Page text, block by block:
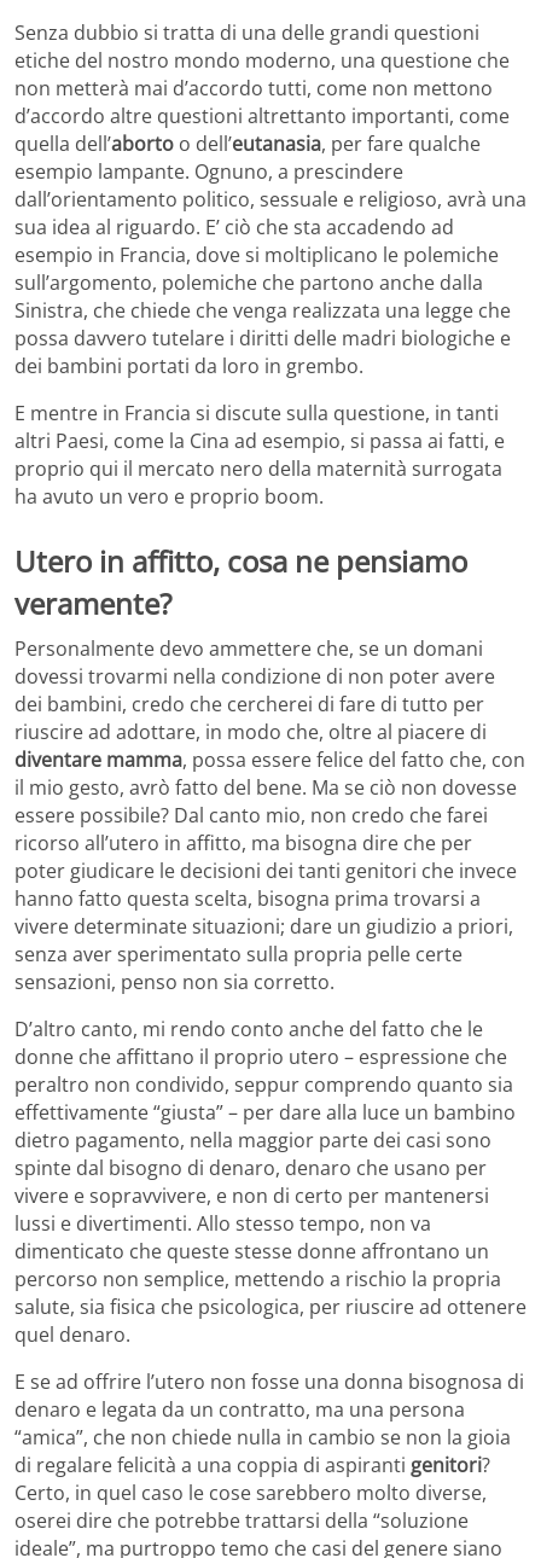
Senza dubbio si tratta di una delle grandi questioni
etiche del nostro mondo moderno, una questione che
non metterà mai d’accordo tutti, come non mettono
d’accordo altre questioni altrettanto importanti, come
quella dell’aborto o dell’eutanasia, per fare qualche
esempio lampante. Ognuno, a prescindere
dall’orientamento politico, sessuale e religioso, avrà una
sua idea al riguardo. E’ ciò che sta accadendo ad
esempio in Francia, dove si moltiplicano le polemiche
sull’argomento, polemiche che partono anche dalla
Sinistra, che chiede che venga realizzata una legge che
possa davvero tutelare i diritti delle madri biologiche e
dei bambini portati da loro in grembo.
E mentre in Francia si discute sulla questione, in tanti
altri Paesi, come la Cina ad esempio, si passa ai fatti, e
proprio qui il mercato nero della maternità surrogata
ha avuto un vero e proprio boom.
Utero in affitto, cosa ne pensiamo
veramente?
Personalmente devo ammettere che, se un domani
dovessi trovarmi nella condizione di non poter avere
dei bambini, credo che cercherei di fare di tutto per
riuscire ad adottare, in modo che, oltre al piacere di
diventare mamma, possa essere felice del fatto che, con
il mio gesto, avrò fatto del bene. Ma se ciò non dovesse
essere possibile? Dal canto mio, non credo che farei
ricorso all’utero in affitto, ma bisogna dire che per
poter giudicare le decisioni dei tanti genitori che invece
hanno fatto questa scelta, bisogna prima trovarsi a
vivere determinate situazioni; dare un giudizio a priori,
senza aver sperimentato sulla propria pelle certe
sensazioni, penso non sia corretto.
D’altro canto, mi rendo conto anche del fatto che le
donne che affittano il proprio utero – espressione che
peraltro non condivido, seppur comprendo quanto sia
effettivamente “giusta” – per dare alla luce un bambino
dietro pagamento, nella maggior parte dei casi sono
spinte dal bisogno di denaro, denaro che usano per
vivere e sopravvivere, e non di certo per mantenersi
lussi e divertimenti. Allo stesso tempo, non va
dimenticato che queste stesse donne affrontano un
percorso non semplice, mettendo a rischio la propria
salute, sia fisica che psicologica, per riuscire ad ottenere
quel denaro.
E se ad offrire l’utero non fosse una donna bisognosa di
denaro e legata da un contratto, ma una persona
“amica”, che non chiede nulla in cambio se non la gioia
di regalare felicità a una coppia di aspiranti genitori?
Certo, in quel caso le cose sarebbero molto diverse,
oserei dire che potrebbe trattarsi della “soluzione
ideale”, ma purtroppo temo che casi del genere siano